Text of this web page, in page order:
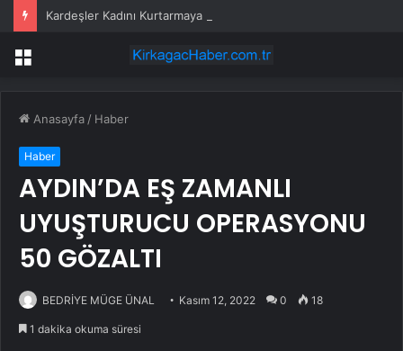
Kardeşler Kadını Kurtarmaya Çalışırken Bıçaklandı
Menü
Anasayfa / Haber
Haber
AYDIN’DA EŞ ZAMANLI
UYUŞTURUCU OPERASYONU
50 GÖZALTI
BEDRİYE MÜGE ÜNAL Kasım 12, 2022 0 18
1 dakika okuma süresi